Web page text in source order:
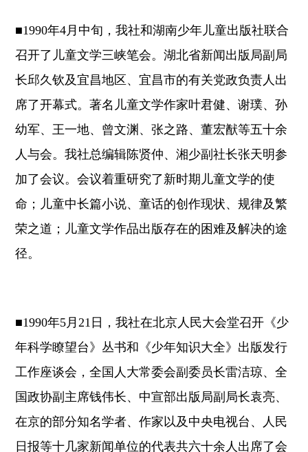
■1990年4月中旬，我社和湖南少年儿童出版社联合
召开了儿童文学三峡笔会。湖北省新闻出版局副局
长邱久钦及宜昌地区、宜昌市的有关党政负责人出
席了开幕式。著名儿童文学作家叶君健、谢璞、孙
幼军、王一地、曾文渊、张之路、董宏猷等五十余
人与会。我社总编辑陈贤仲、湘少副社长张天明参
加了会议。会议着重研究了新时期儿童文学的使
命；儿童中长篇小说、童话的创作现状、规律及繁
荣之道；儿童文学作品出版存在的困难及解决的途
径。
■1990年5月21日，我社在北京人民大会堂召开《少
年科学瞭望台》丛书和《少年知识大全》出版发行
工作座谈会，全国人大常委会副委员长雷洁琼、全
国政协副主席钱伟长、中宣部出版局副局长袁亮、
在京的部分知名学者、作家以及中央电视台、人民
日报等十几家新闻单位的代表共六十余人出席了会